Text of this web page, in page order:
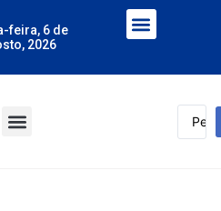
feira, 6 de
2026